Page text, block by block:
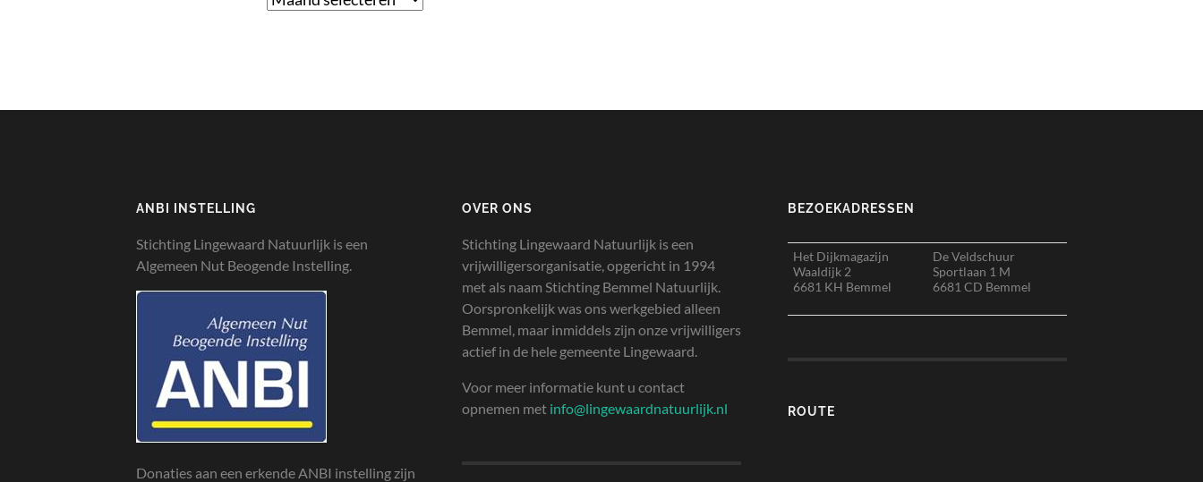
ANBI INSTELLING
Stichting Lingewaard Natuurlijk is een
Algemeen Nut Beogende Instelling.
Donaties aan een erkende ANBI instelling zijn
OVER ONS
Stichting Lingewaard Natuurlijk is een
vrijwilligersorganisatie, opgericht in 1994
met als naam Stichting Bemmel Natuurlijk.
Oorspronkelijk was ons werkgebied alleen
Bemmel, maar inmiddels zijn onze vrijwilligers
actief in de hele gemeente Lingewaard.
Voor meer informatie kunt u contact
opnemen met info@lingewaardnatuurlijk.nl
BEZOEKADRESSEN
Het Dijkmagazijn
Waaldijk 2
6681 KH Bemmel
De Veldschuur
Sportlaan 1 M
6681 CD Bemmel
ROUTE